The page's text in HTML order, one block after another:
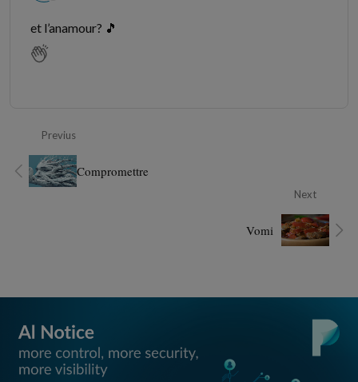
et l’anamour? 🎵
Previus
Compromettre
Next
Vomi